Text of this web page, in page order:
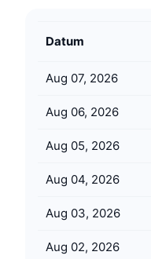
Učte se a
Kalendáře
Kalendář ICO
Datum
Aug 07, 2026
Aug 06, 2026
Aug 05, 2026
Aug 04, 2026
Aug 03, 2026
Aug 02, 2026